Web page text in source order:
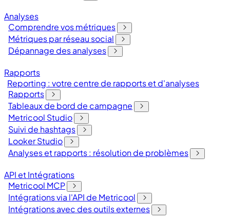
Analyses
Comprendre vos métriques
Métriques par réseau social
Dépannage des analyses
Rapports
Reporting : votre centre de rapports et d'analyses
Rapports
Tableaux de bord de campagne
Metricool Studio
Suivi de hashtags
Looker Studio
Analyses et rapports : résolution de problèmes
API et Intégrations
Metricool MCP
Intégrations via l'API de Metricool
Intégrations avec des outils externes